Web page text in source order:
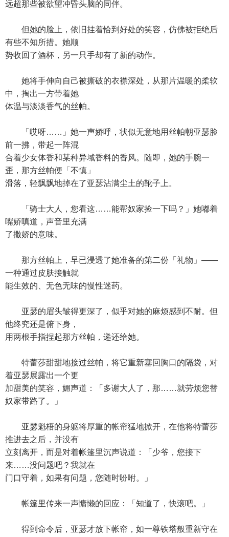
远超那些被欲望冲昏头脑的同伴。
但她的脸上，依旧挂着恰到好处的笑容，仿佛被拒绝后
有些不知所措。她顺
势收回了酒杯，另一只手却有了新的动作。
她将手伸向自己被撕破的衣襟深处，从那片温暖的柔软
中，掏出一方带着她
体温与淡淡香气的丝帕。
「哎呀……」她一声娇呼，状似无意地用丝帕朝亚瑟脸
前一拂，带起一阵混
合着少女体香和某种异域香料的香风。随即，她的手腕一
歪，那方丝帕便「不慎」
滑落，轻飘飘地掉在了亚瑟沾满尘土的靴子上。
「骑士大人，您看这……能帮奴家捡一下吗？」她嘟着
嘴娇嗔道，声音里充满
了撒娇的意味。
那方丝帕上，早已浸透了她准备的第二份「礼物」——
一种通过皮肤接触就
能生效的、无色无味的慢性迷药。
亚瑟的眉头皱得更深了，似乎对她的麻烦感到不耐。但
他终究还是俯下身，
用两根手指捏起那方丝帕，递还给她。
特蕾莎甜甜地接过丝帕，将它重新塞回胸口的隔袋，对
着亚瑟展露出一个更
加甜美的笑容，媚声道：「多谢大人了，那……就劳烦您替
奴家带路了。」
亚瑟魁梧的身躯将厚重的帐帘猛地掀开，在他将特蕾莎
推进去之后，并没有
立刻离开，而是对着帐篷里沉声说道：「少爷，您接下
来……没问题吧？我就在
门口守着，如果有问题，您随时吩咐。」
帐篷里传来一声慵懒的回应：「知道了，快滚吧。」
得到命令后，亚瑟才放下帐帘，如一尊铁塔般重新守在